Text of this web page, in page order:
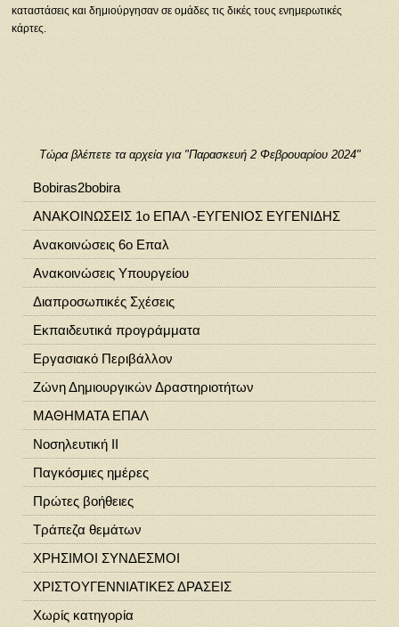
καταστάσεις και δημιούργησαν σε ομάδες τις δικές τους ενημερωτικές
κάρτες.
Τώρα βλέπετε τα αρχεία για "Παρασκευή 2 Φεβρουαρίου 2024"
Bobiras2bobira
ΑΝΑΚΟΙΝΩΣΕΙΣ 1ο ΕΠΑΛ -ΕΥΓΕΝΙΟΣ ΕΥΓΕΝΙΔΗΣ
Ανακοινώσεις 6ο Επαλ
Ανακοινώσεις Υπουργείου
Διαπροσωπικές Σχέσεις
Εκπαιδευτικά προγράμματα
Εργασιακό Περιβάλλον
Ζώνη Δημιουργικών Δραστηριοτήτων
ΜΑΘΗΜΑΤΑ ΕΠΑΛ
Νοσηλευτική ΙΙ
Παγκόσμιες ημέρες
Πρώτες βοήθειες
Τράπεζα θεμάτων
ΧΡΗΣΙΜΟΙ ΣΥΝΔΕΣΜΟΙ
ΧΡΙΣΤΟΥΓΕΝΝΙΑΤΙΚΕΣ ΔΡΑΣΕΙΣ
Χωρίς κατηγορία